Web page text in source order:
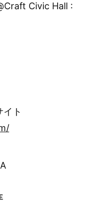
Civic Hall :
イト